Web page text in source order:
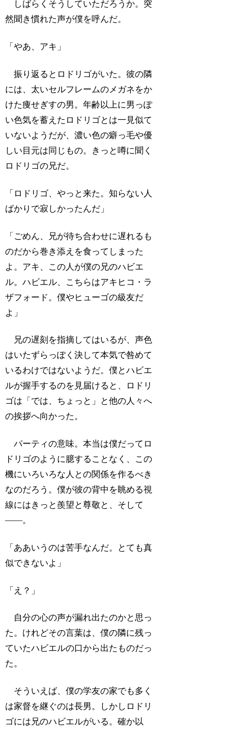
しばらくそうしていただろうか。突
然聞き慣れた声が僕を呼んだ。
「やあ、アキ」
振り返るとロドリゴがいた。彼の隣
には、太いセルフレームのメガネをか
けた痩せぎすの男。年齢以上に男っぽ
い色気を蓄えたロドリゴとは一見似て
いないようだが、濃い色の癖っ毛や優
しい目元は同じもの。きっと噂に聞く
ロドリゴの兄だ。
「ロドリゴ、やっと来た。知らない人
ばかりで寂しかったんだ」
「ごめん、兄が待ち合わせに遅れるも
のだから巻き添えを食ってしまった
よ。アキ、この人が僕の兄のハビエ
ル。ハビエル、こちらはアキヒコ・ラ
ザフォード。僕やヒューゴの級友だ
よ」
兄の遅刻を指摘してはいるが、声色
はいたずらっぽく決して本気で咎めて
いるわけではないようだ。僕とハビエ
ルが握手するのを見届けると、ロドリ
ゴは「では、ちょっと」と他の人々へ
の挨拶へ向かった。
パーティの意味。本当は僕だってロ
ドリゴのように臆することなく、この
機にいろいろな人との関係を作るべき
なのだろう。僕が彼の背中を眺める視
線にはきっと羨望と尊敬と、そして
――。
「ああいうのは苦手なんだ。とても真
似できないよ」
「え？」
自分の心の声が漏れ出たのかと思っ
た。けれどその言葉は、僕の隣に残っ
ていたハビエルの口から出たものだっ
た。
そういえば、僕の学友の家でも多く
は家督を継ぐのは長男。しかしロドリ
ゴには兄のハビエルがいる。確か以